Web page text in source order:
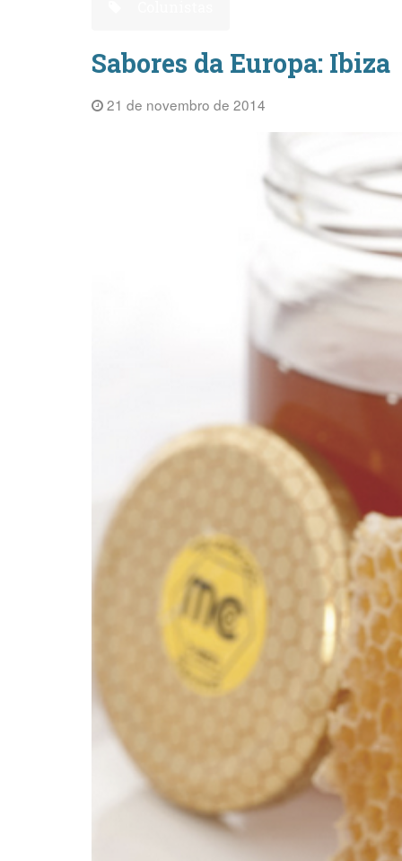
Sabores da Europa: Ibiza
21 de novembro de 2014